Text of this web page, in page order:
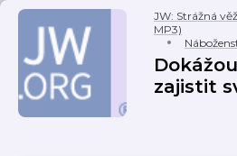
JW: Strážná
MP3)
zajistit